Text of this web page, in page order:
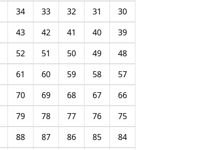
30
31
32
33
34
39
40
41
42
43
48
49
50
51
52
57
58
59
60
61
66
67
68
69
70
75
76
77
78
79
84
85
86
87
88